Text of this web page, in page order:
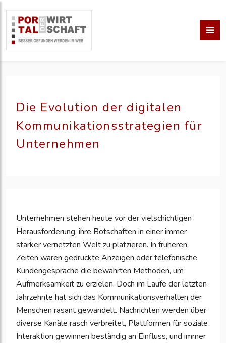
Die Evolution der digitalen
Kommunikationsstrategien für
Unternehmen
Unternehmen stehen heute vor der vielschichtigen
Herausforderung, ihre Botschaften in einer immer
stärker vernetzten Welt zu platzieren. In früheren
Zeiten waren gedruckte Anzeigen oder telefonische
Kundengespräche die bewährten Methoden, um
Aufmerksamkeit zu erzielen. Doch im Laufe der letzten
Jahrzehnte hat sich das Kommunikationsverhalten der
Menschen rasant gewandelt. Nachrichten werden über
diverse Kanäle rasch verbreitet, Plattformen für soziale
Interaktion gewinnen beständig an Einfluss, und immer